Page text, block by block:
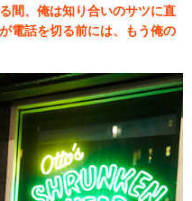
間、俺は知り合いのサツに直
電話を切る前には、もう俺の